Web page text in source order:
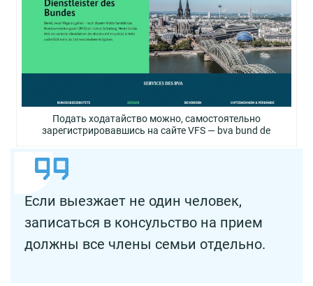
Подать ходатайство можно, самостоятельно
зарегистрировавшись на сайте VFS — bva bund de
Если выезжает не один человек,
записаться в консульство на прием
должны все члены семьи отдельно.